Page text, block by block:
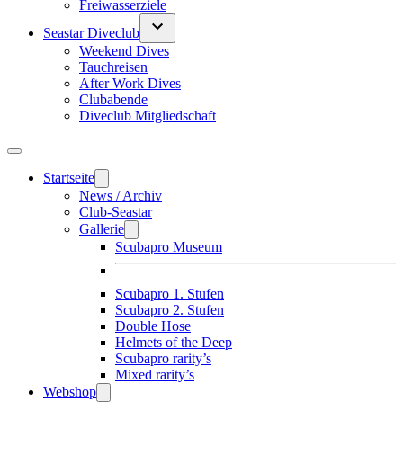
Freiwasserziele
Seastar Diveclub
Weekend Dives
Tauchreisen
After Work Dives
Clubabende
Diveclub Mitgliedschaft
Startseite
News / Archiv
Club-Seastar
Gallerie
Scubapro Museum
Scubapro 1. Stufen
Scubapro 2. Stufen
Double Hose
Helmets of the Deep
Scubapro rarity’s
Mixed rarity’s
Webshop